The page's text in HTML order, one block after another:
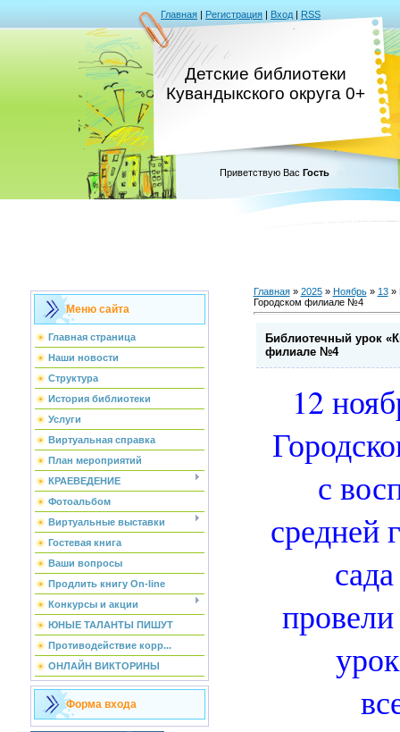
Главная | Регистрация | Вход | RSS
Детские библиотеки
Кувандыкского округа 0+
Приветствую Вас Гость
Меню сайта
Главная страница
Наши новости
Структура
История библиотеки
Услуги
Виртуальная справка
План мероприятий
КРАЕВЕДЕНИЕ
Фотоальбом
Виртуальные выставки
Гостевая книга
Ваши вопросы
Продлить книгу On-line
Конкурсы и акции
ЮНЫЕ ТАЛАНТЫ ПИШУТ
Противодействие корр...
ОНЛАЙН ВИКТОРИНЫ
Форма входа
Главная» 2025 » Ноябрь » 13»
Городском филиале №4
Библиотечный урок
филиале №4
12
с
средней